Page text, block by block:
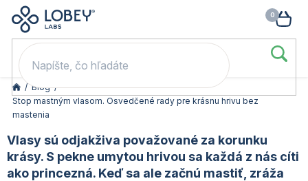
Prejsť
obsah
kódom LOB20 (nad 80 eur). 👉
/ Blog /
Stop mastným vlasom. Osvedčené rady pre krásnu hrivu bez
mastenia
Vlasy sú odjakživa považované za korunku
krásy. S pekne umytou hrivou sa každá z nás cíti
ako princezná. Keď sa ale začnú mastiť, zráža